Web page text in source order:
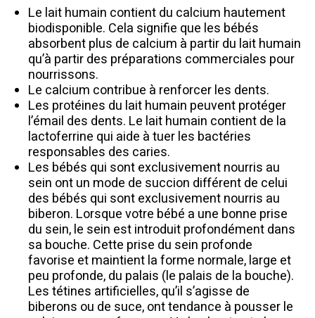
Le lait humain contient du calcium hautement
biodisponible. Cela signifie que les bébés
absorbent plus de calcium à partir du lait humain
qu’à partir des préparations commerciales pour
nourrissons.
Le calcium contribue à renforcer les dents.
Les protéines du lait humain peuvent protéger
l’émail des dents. Le lait humain contient de la
lactoferrine qui aide à tuer les bactéries
responsables des caries.
Les bébés qui sont exclusivement nourris au
sein ont un mode de succion différent de celui
des bébés qui sont exclusivement nourris au
biberon. Lorsque votre bébé a une bonne prise
du sein, le sein est introduit profondément dans
sa bouche. Cette prise du sein profonde
favorise et maintient la forme normale, large et
peu profonde, du palais (le palais de la bouche).
Les tétines artificielles, qu’il s’agisse de
biberons ou de suce, ont tendance à pousser le